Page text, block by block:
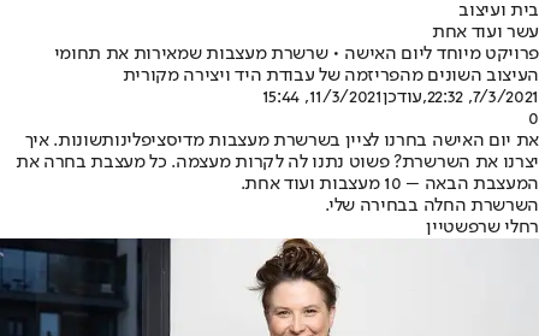
בית ועיצוב
עשר ועוד אחת
פרויקט מיוחד ליום האישה • שרשרת מעצבות שמאירות את תחומי
העיצוב השונים מהפריזמה של עבודת היד ויצירה מקורית
7/3/2021, 22:32
,עודכן11/3/2021, 15:44
0
את יום האישה בחרנו לציין בשרשרת מעצבות מדיסציפלינותשונות. איך
יצרנו את השרשרת? פשוט נתנו לה לקרות מעצמה. כל מעצבת בחרה את
המעצבת הבאה – 10 מעצבות ועוד אחת.
השרשרת החלה בבחירה שלי.
רחלי שרפשטיין